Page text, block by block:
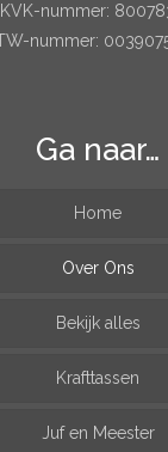
KVK-nummer:
nummer:
Ga naar…
Home
Over Ons
Bekijk alles
Krafttassen
Juf en Meester